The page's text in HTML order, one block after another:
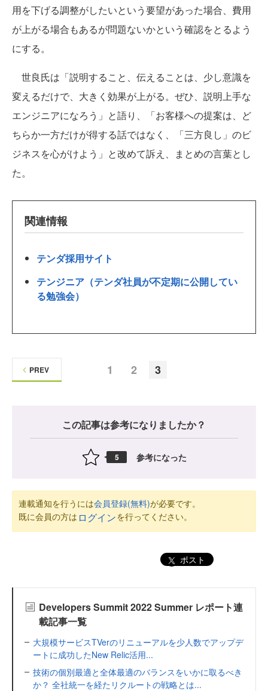
用を下げる調整がしたいという要望があった場合、費用
が上がる場合もあるが問題ないかという確認をとるよう
にする。
世良氏は「説明すること、伝えることは、少し意識を
変えるだけで、大きく効果が上がる。ぜひ、説明上手な
エンジニアになろう」と語り、「お客様への提案は、ど
ちらか一方だけが得する話ではなく、「三方良し」のビ
ジネスを心がけよう」と改めて訴え、まとめの言葉とし
た。
関連情報
テンダ採用サイト
テンジニア（テンダ社員が不定期に公開してい
る勉強会）
1 2 3
PREV
この記事は参考になりましたか？
5 参考になった
連載通知を行うには会員登録(無料)が必要です。
既に会員の方は ログインを行ってください。
ポスト
Developers Summit 2022 Summer レポート連
載記事一覧
大規模サービスTVerのリニューアルを少人数でアップデ
ートに成功したNew Relic活用...
技術の個別最適と全体最適のバランスをいかに取るべき
か？ 全社統一を経たリクルートの戦略とは...